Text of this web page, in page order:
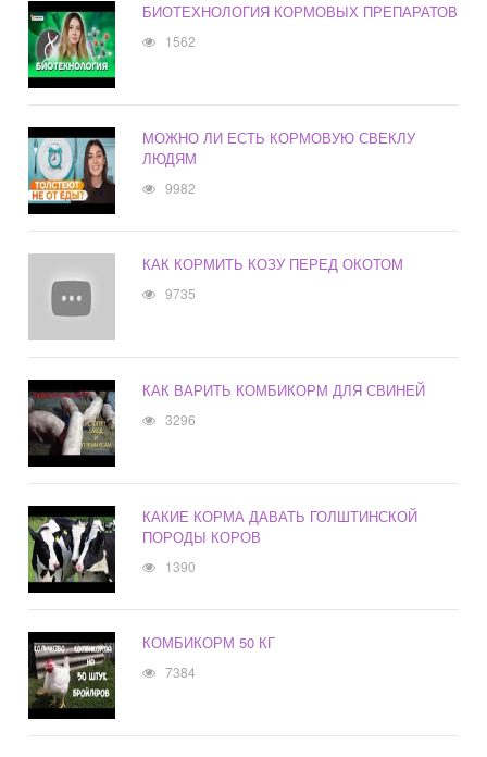
БИОТЕХНОЛОГИЯ КОРМОВЫХ ПРЕПАРАТОВ
1562
МОЖНО ЛИ ЕСТЬ КОРМОВУЮ СВЕКЛУ
ЛЮДЯМ
9982
КАК КОРМИТЬ КОЗУ ПЕРЕД ОКОТОМ
9735
КАК ВАРИТЬ КОМБИКОРМ ДЛЯ СВИНЕЙ
3296
КАКИЕ КОРМА ДАВАТЬ ГОЛШТИНСКОЙ
ПОРОДЫ КОРОВ
1390
КОМБИКОРМ 50 КГ
7384